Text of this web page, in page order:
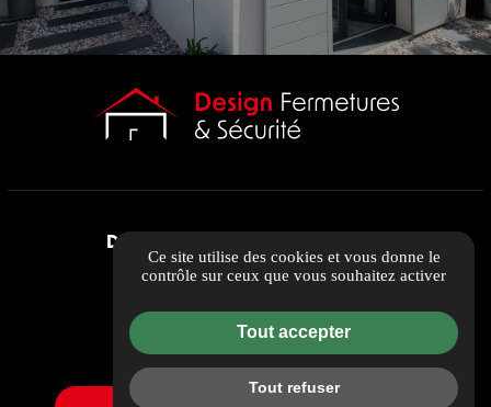
DESIGN FERMETURES ET SECURITE
305 rue Albert Einstein
contact@dfs13.fr
04 69 00 16 56
Ce site utilise des cookies et vous donne le
contrôle sur ceux que vous souhaitez activer
Tout accepter
Tout refuser